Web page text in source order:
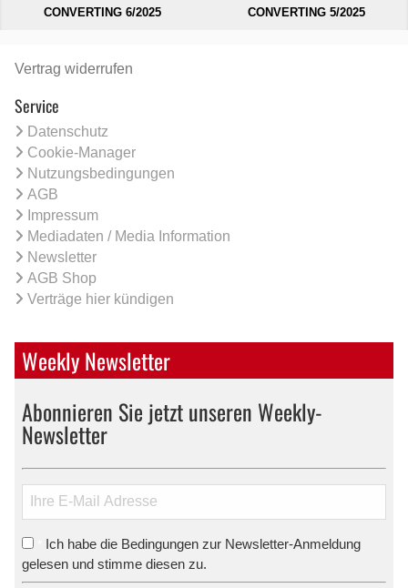
CONVERTING 6/2025
CONVERTING 5/2025
Vertrag widerrufen
Service
Datenschutz
Cookie-Manager
Nutzungsbedingungen
AGB
Impressum
Mediadaten / Media Information
Newsletter
AGB Shop
Verträge hier kündigen
Weekly Newsletter
Abonnieren Sie jetzt unseren Weekly-
Newsletter
Ich habe die Bedingungen zur Newsletter-Anmeldung
gelesen und stimme diesen zu.